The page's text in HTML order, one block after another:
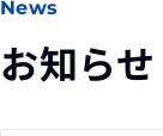
News
お知らせ